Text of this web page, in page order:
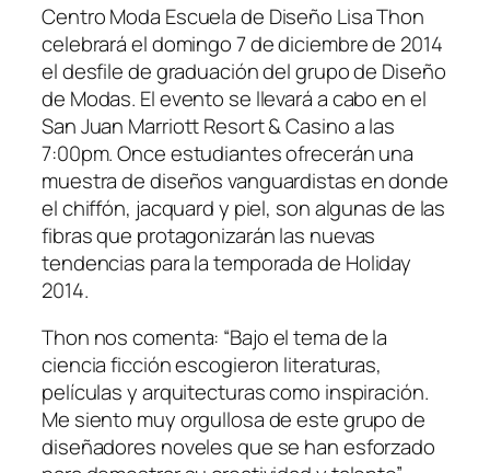
Centro Moda Escuela de Diseño Lisa Thon
celebrará el domingo 7 de diciembre de 2014
el desfile de graduación del grupo de Diseño
de Modas. El evento se llevará a cabo en el
San Juan Marriott Resort & Casino a las
7:00pm. Once estudiantes ofrecerán una
muestra de diseños vanguardistas en donde
el chiffón, jacquard y piel, son algunas de las
fibras que protagonizarán las nuevas
tendencias para la temporada de Holiday
2014.
Thon nos comenta: “Bajo el tema de la
ciencia ficción escogieron literaturas,
películas y arquitecturas como inspiración.
Me siento muy orgullosa de este grupo de
diseñadores noveles que se han esforzado